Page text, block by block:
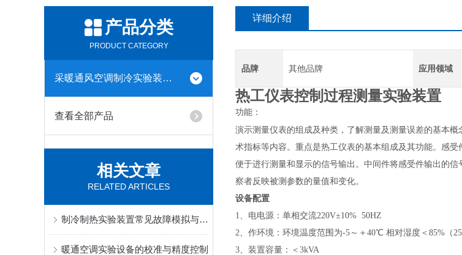
产品分类
PRODUCT CATEGORY
采暖通风空调制冷实验装置系列
查看全部产品
相关文章
RELATED ARTICLES
制冷制热实验装置常见故障模拟与诊断技巧
暖通空调实验设备的校准与精度控制
详细介绍
品牌 其他品牌 应用领域
热工仪表控制过程测量实验装置
功能：
演示测量仪表的组成及种类，了解测量及测量误差的基本
术指标等内容。重点是热工仪表的基本组成及其功能。感
便于进行测量和显示的信号输出。中间件将感受件输出的
察者反映被测参数的量值和变化。
设备配置
1、电电源：单相交流220V±10% 50HZ
2、作环境：环境温度范围为-5～＋40℃ 相对湿度＜85%（
3、装置容量：＜3kVA